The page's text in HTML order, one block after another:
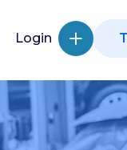
Login